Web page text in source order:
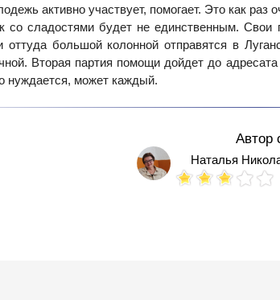
активно участвует, помогает. Это как раз
со сладостями будет не единственным.
оттуда большой колонной отправятся в
Вторая партия помощи дойдет до
нуждается, может каждый.
Автор
Наталья